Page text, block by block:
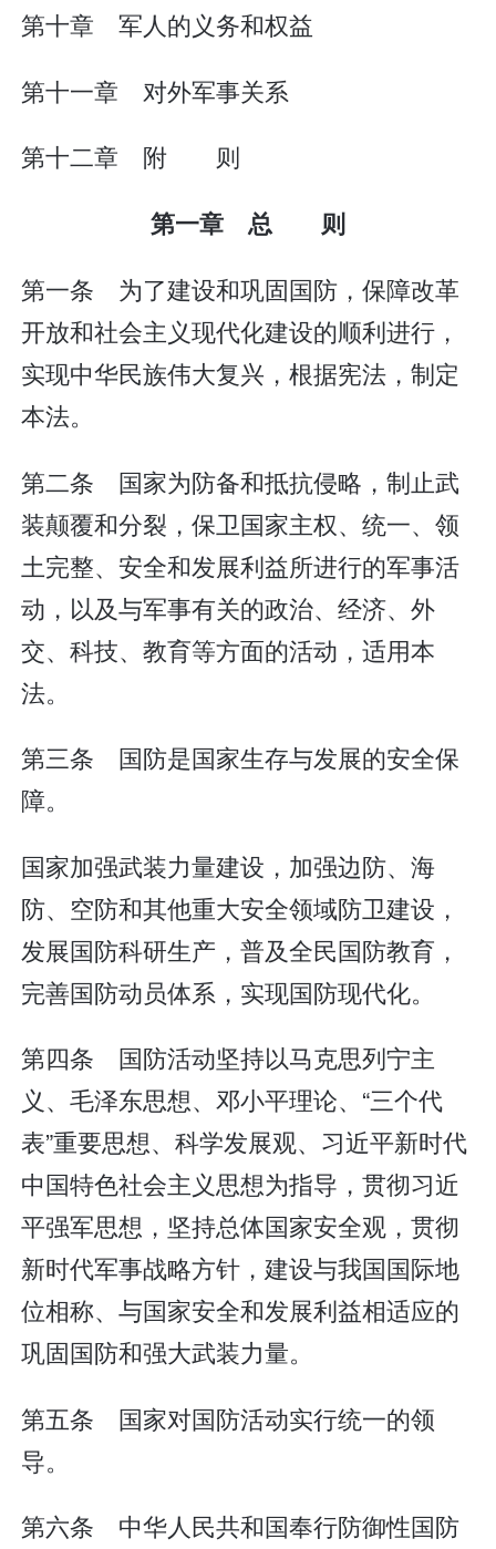
第十章 军人的义务和权益
第十一章 对外军事关系
第十二章 附 则
第一章 总 则
第一条 为了建设和巩固国防，保障改革
开放和社会主义现代化建设的顺利进行，
实现中华民族伟大复兴，根据宪法，制定
本法。
第二条 国家为防备和抵抗侵略，制止武
装颠覆和分裂，保卫国家主权、统一、领
土完整、安全和发展利益所进行的军事活
动，以及与军事有关的政治、经济、外
交、科技、教育等方面的活动，适用本
法。
第三条 国防是国家生存与发展的安全保
障。
国家加强武装力量建设，加强边防、海
防、空防和其他重大安全领域防卫建设，
发展国防科研生产，普及全民国防教育，
完善国防动员体系，实现国防现代化。
第四条 国防活动坚持以马克思列宁主
义、毛泽东思想、邓小平理论、“三个代
表”重要思想、科学发展观、习近平新时代
中国特色社会主义思想为指导，贯彻习近
平强军思想，坚持总体国家安全观，贯彻
新时代军事战略方针，建设与我国国际地
位相称、与国家安全和发展利益相适应的
巩固国防和强大武装力量。
第五条 国家对国防活动实行统一的领
导。
第六条 中华人民共和国奉行防御性国防